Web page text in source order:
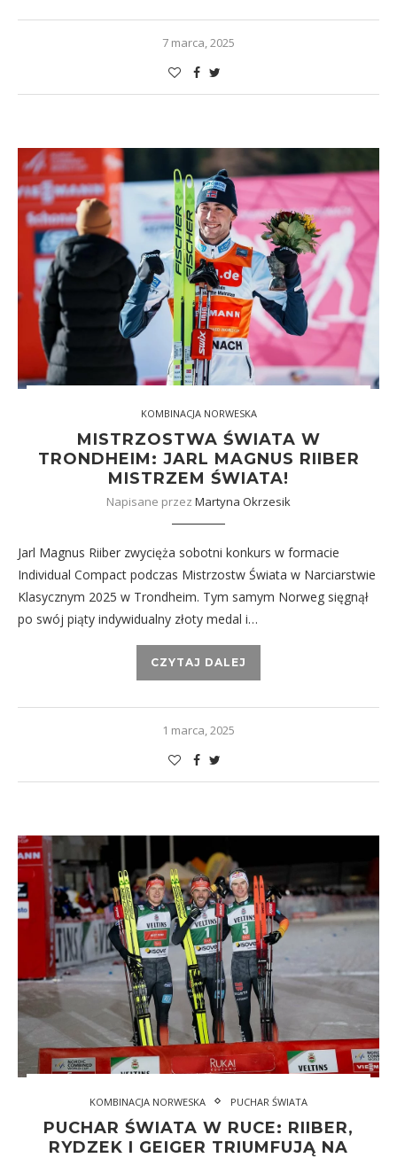
7 marca, 2025
KOMBINACJA NORWESKA
MISTRZOSTWA ŚWIATA W
TRONDHEIM: JARL MAGNUS RIIBER
MISTRZEM ŚWIATA!
Napisane przez Martyna Okrzesik
Jarl Magnus Riiber zwycięża sobotni konkurs w formacie
Individual Compact podczas Mistrzostw Świata w Narciarstwie
Klasycznym 2025 w Trondheim. Tym samym Norweg sięgnął
po swój piąty indywidualny złoty medal i…
CZYTAJ DALEJ
1 marca, 2025
KOMBINACJA NORWESKA PUCHAR ŚWIATA
PUCHAR ŚWIATA W RUCE: RIIBER,
RYDZEK I GEIGER TRIUMFUJĄ NA